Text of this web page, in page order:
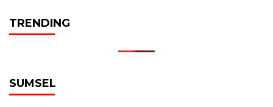
TRENDING
SUMSEL